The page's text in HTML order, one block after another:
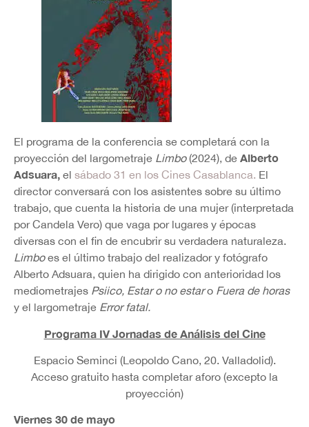
El programa de la conferencia se completará con la
proyección del largometraje Limbo(2024), de Alberto
Adsuara, el sábado 31 en los Cines Casablanca. El
director conversará con los asistentes sobre su último
trabajo, que cuenta la historia de una mujer (interpretada
por Candela Vero) que vaga por lugares y épocas
diversas con el fin de encubrir su verdadera naturaleza.
Limboes el último trabajo del realizador y fotógrafo
Alberto Adsuara, quien ha dirigido con anterioridad los
mediometrajes Psiico, Estar o no estaro Fuera de horas
y el largometraje Error fatal.
Programa IV Jornadas de Análisis del Cine
Espacio Seminci (Leopoldo Cano, 20. Valladolid).
Acceso gratuito hasta completar aforo (excepto la
proyección)
Viernes 30 de mayo